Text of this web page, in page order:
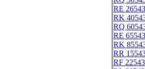
RE 26543
RK
RQ
RE 65543
RK
RR
RF 22543